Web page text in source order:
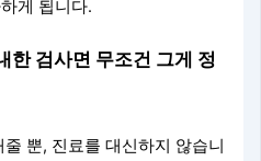
게 됩니다.
한 검사면 무조건 그게 정
뿐, 진료를 대신하지 않습니